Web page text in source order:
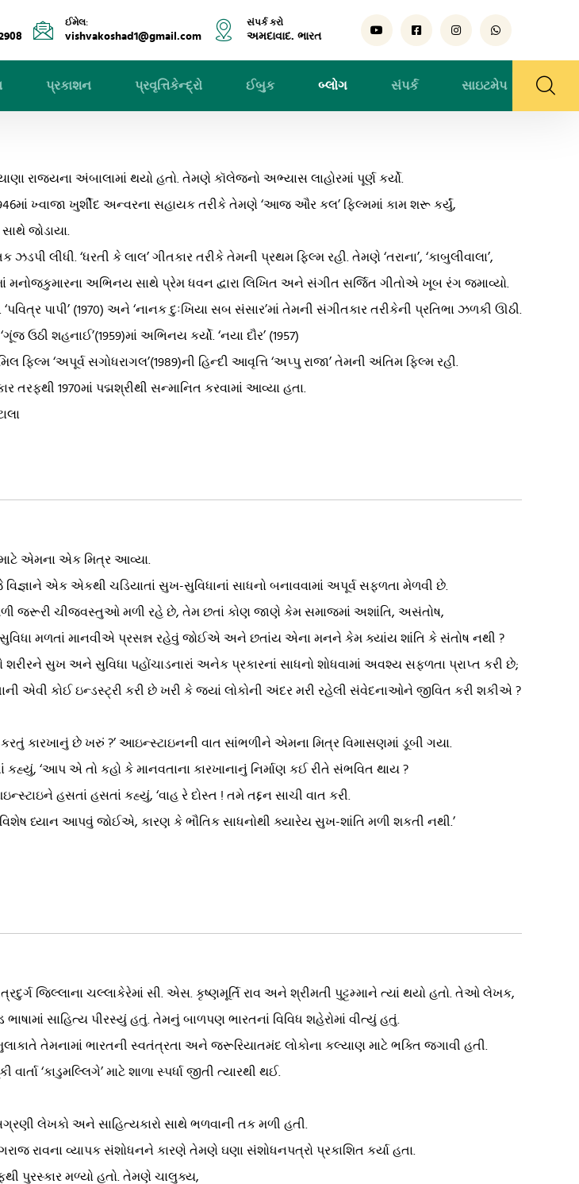
ઈમેલ:
vishvakoshad1@gmail.com
સંપર્ક કરો
અમદાવાદ. ભારત
પ્રકાશન પ્રવૃત્તિકેન્દ્રો ઈબુક બ્લોગ સંપર્ક સાઇટમેપ
રાજ્યના અંબાલામાં થયો હતો. તેમણે કૉલેજનો અભ્યાસ લાહોરમાં પૂર્ણ કર્યો.
ખ્વાજા ખુર્શીદ અન્વરના સહાયક તરીકે તેમણે ‘આજ ઔર કલ’ ફિલ્મમાં કામ શરૂ કર્યું,
જોડાયા.
લીધી. ‘ધરતી કે લાલ’ ગીતકાર તરીકે તેમની પ્રથમ ફિલ્મ રહી. તેમણે ‘તરાના’, ‘કાબુલીવાલા’,
મનોજકુમારના અભિનય સાથે પ્રેમ ધવન દ્વારા લિખિત અને સંગીત સર્જિત ગીતોએ ખૂબ રંગ જમાવ્યો.
પાપી’ (1970) અને ‘નાનક દુઃખિયા સબ સંસાર’માં તેમની સંગીતકાર તરીકેની પ્રતિભા ઝળકી ઊઠી.
ઉઠી શહનાઈ’(1959)માં અભિનય કર્યો. ‘નયા દૌર’ (1957)
‘અપૂર્વ સગોધરાગલ’(1989)ની હિન્દી આવૃત્તિ ‘અપ્પુ રાજા’ તેમની અંતિમ ફિલ્મ રહી.
તરફથી 1970માં પદ્મશ્રીથી સન્માનિત કરવામાં આવ્યા હતા.
માટે એમના એક મિત્ર આવ્યા.
એક એકથી ચડિયાતાં સુખ-સુવિધાનાં સાધનો બનાવવામાં અપૂર્વ સફળતા મેળવી છે.
જરૂરી ચીજવસ્તુઓ મળી રહે છે, તેમ છતાં કોણ જાણે કેમ સમાજમાં અશાંતિ, અસંતોષ,
મળતાં માનવીએ પ્રસન્ન રહેવું જોઈએ અને છતાંય એના મનને કેમ ક્યાંય શાંતિ કે સંતોષ નથી ?
સુખ અને સુવિધા પહોંચાડનારાં અનેક પ્રકારનાં સાધનો શોધવામાં અવશ્ય સફળતા પ્રાપ્ત કરી છે;
એવી કોઈ ઇન્ડસ્ટ્રી કરી છે ખરી કે જ્યાં લોકોની અંદર મરી રહેલી સંવેદનાઓને જીવિત કરી શકીએ ?
કારખાનું છે ખરું ?’ આઇન્સ્ટાઇનની વાત સાંભળીને એમના મિત્ર વિમાસણમાં ડૂબી ગયા.
કહ્યું, ‘આપ એ તો કહો કે માનવતાના કારખાનાનું નિર્માણ કઈ રીતે સંભવિત થાય ?
હસતાં હસતાં કહ્યું, ‘વાહ રે દોસ્ત ! તમે તદ્દન સાચી વાત કરી.
ધ્યાન આપવું જોઈએ, કારણ કે ભૌતિક સાધનોથી ક્યારેય સુખ-શાંતિ મળી શકતી નથી.’
જિલ્લાના ચલ્લાકેરેમાં સી. એસ. કૃષ્ણમૂર્તિ રાવ અને શ્રીમતી પુટ્ટમ્માને ત્યાં થયો હતો. તેઓ લેખક,
સાહિત્ય પીરસ્યું હતું. તેમનું બાળપણ ભારતનાં વિવિધ શહેરોમાં વીત્યું હતું.
તેમનામાં ભારતની સ્વતંત્રતા અને જરૂરિયાતમંદ લોકોના કલ્યાણ માટે ભક્તિ જગાવી હતી.
‘કાડુમલ્લિગે’ માટે શાળા સ્પર્ધા જીતી ત્યારથી થઈ.
લેખકો અને સાહિત્યકારો સાથે ભળવાની તક મળી હતી.
રાવના વ્યાપક સંશોધનને કારણે તેમણે ઘણા સંશોધનપત્રો પ્રકાશિત કર્યા હતા.
પુરસ્કાર મળ્યો હતો. તેમણે ચાલુક્ય,